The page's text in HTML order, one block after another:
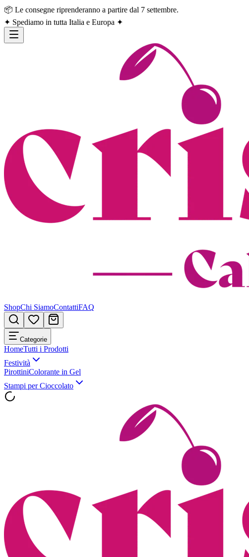
📦 Le consegne riprenderanno a partire dal 7 settembre.
✦ Spediamo in tutta Italia e Europa ✦
ShopChi SiamoContattiFAQ
Categorie
HomeTutti i Prodotti
Festività
PirottiniColorante in Gel
Stampi per Cioccolato